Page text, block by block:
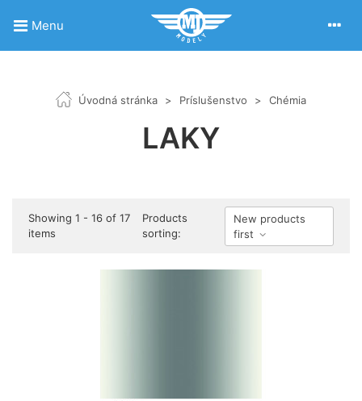
Menu
Úvodná stránka > Príslušenstvo > Chémia
LAKY
Showing 1 - 16 of 17
items
Products
sorting:
New products
first